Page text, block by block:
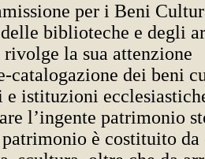
per i Beni
biblioteche e degli
la sua attenzione
catalogazione dei beni
e istituzioni
l’ingente patrimonio
è costituito da